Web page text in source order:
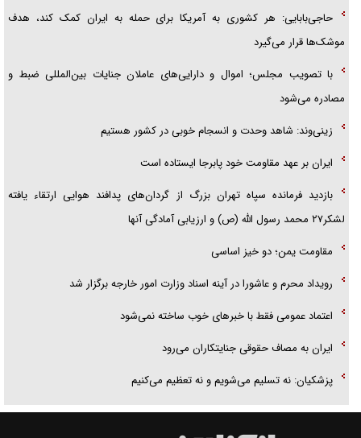
حاجی‌بابایی: هر کشوری به آمریکا برای حمله به ایران کمک کند، هدف
موشک‌ها قرار می‌گیرد
با تصویب مجلس؛ اموال و دارایی‌های عاملان جنایات بین‌المللی ضبط و
مصادره می‌شود
زینی‌وند: شاهد وحدت و انسجام خوبی در کشور هستیم
ایران بر عهد مقاومت خود پابرجا ایستاده است
بازدید فرمانده سپاه تهران بزرگ از گردان‌های پدافند هوایی ارتقاء یافته
لشکر۲۷ محمد رسول الله (ص) و ارزیابی آمادگی آنها
مقاومت یمن؛ دو خیز اساسی
رویداد محرم و عاشورا در آینه اسناد وزارت امور خارجه برگزار شد
اعتماد عمومی فقط با خبرهای خوب ساخته نمی‌شود
ایران به مصاف حقوقی جنایتکاران می‌رود
پزشکیان: نه تسلیم می‌شویم و نه تعظیم می‌کنیم